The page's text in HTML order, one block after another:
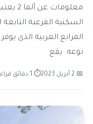
السكنية الفرعية
المرابع العربية الذي
نوعه. يقع
📅 2 أبريل 2023 ⏱ 1 دقائق قراءة